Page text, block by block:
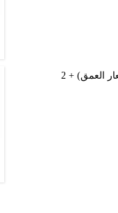
: كاميرا رباعية بدقة 48 ميجابكسل (الرئيسية) + 8 ميجابكسل (زاوية عريضة) + 2 ميجابكسل (استشعار العمق) + 2